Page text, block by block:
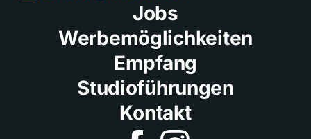
Jobs
Werbemöglichkeiten
Empfang
Studioführungen
Kontakt